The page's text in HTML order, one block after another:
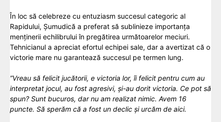
În loc să celebreze cu entuziasm succesul categoric al
Rapidului, Șumudică a preferat să sublinieze importanța
menținerii echilibrului în pregătirea următoarelor meciuri.
Tehnicianul a apreciat efortul echipei sale, dar a avertizat că o
victorie mare nu garantează succesul pe termen lung.
”Vreau să felicit jucătorii, e victoria lor, îi felicit pentru cum au
interpretat jocul, au fost agresivi, și-au dorit victoria. Ce pot să
spun? Sunt bucuros, dar nu am realizat nimic. Avem 16
puncte. Să sperăm că a fost un declic și urcăm de aici.